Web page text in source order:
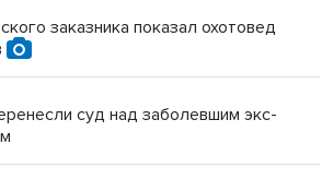
заказника показал охотовед
суд над заболевшим экс-